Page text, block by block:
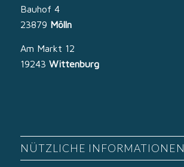
Bauhof 4
23879 Mölln
Am Markt 12
19243 Wittenburg
NÜTZLICHE INFORMATIONEN